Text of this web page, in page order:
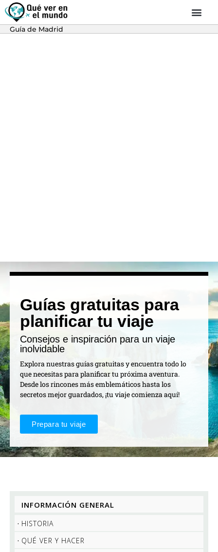
Guía de Madrid
Guías gratuitas para
planificar tu viaje
Consejos e inspiración para un viaje
inolvidable
Explora nuestras guías gratuitas y encuentra todo lo
que necesitas para planificar tu próxima aventura.
Desde los rincones más emblemáticos hasta los
secretos mejor guardados, ¡tu viaje comienza aquí!
Prepara tu viaje
INFORMACIÓN GENERAL
HISTORIA
QUÉ VER Y HACER